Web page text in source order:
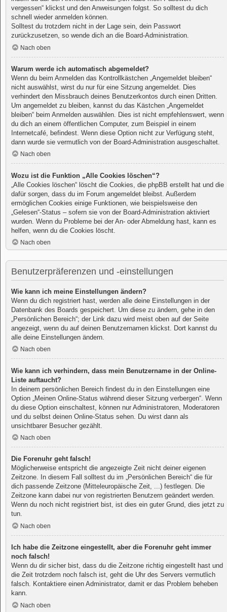
vergessen“ klickst und den Anweisungen folgst. So solltest du dich
schnell wieder anmelden können.
Solltest du trotzdem nicht in der Lage sein, dein Passwort
zurückzusetzen, so wende dich an die Board-Administration.
Nach oben
Warum werde ich automatisch abgemeldet?
Wenn du beim Anmelden das Kontrollkästchen „Angemeldet bleiben“
nicht auswählst, wirst du nur für eine Sitzung angemeldet. Dies
verhindert den Missbrauch deines Benutzerkontos durch einen Dritten.
Um angemeldet zu bleiben, kannst du das Kästchen „Angemeldet
bleiben“ beim Anmelden auswählen. Dies ist nicht empfehlenswert, wenn
du dich an einem öffentlichen Computer, zum Beispiel in einem
Internetcafé, befindest. Wenn diese Option nicht zur Verfügung steht,
dann wurde sie vermutlich von der Board-Administration ausgeschaltet.
Nach oben
Wozu ist die Funktion „Alle Cookies löschen“?
„Alle Cookies löschen“ löscht die Cookies, die phpBB erstellt hat und die
dafür sorgen, dass du im Forum angemeldet bleibst. Außerdem
ermöglichen Cookies einige Funktionen, wie beispielsweise den
„Gelesen“-Status – sofern sie von der Board-Administration aktiviert
wurden. Wenn du Probleme bei der An- oder Abmeldung hast, kann es
helfen, wenn du die Cookies löscht.
Nach oben
Benutzerpräferenzen und -einstellungen
Wie kann ich meine Einstellungen ändern?
Wenn du dich registriert hast, werden alle deine Einstellungen in der
Datenbank des Boards gespeichert. Um diese zu ändern, gehe in den
„Persönlichen Bereich“; der Link dazu wird meist oben auf der Seite
angezeigt, wenn du auf deinen Benutzernamen klickst. Dort kannst du
alle deine Einstellungen ändern.
Nach oben
Wie kann ich verhindern, dass mein Benutzername in der Online-
Liste auftaucht?
In deinem persönlichen Bereich findest du in den Einstellungen eine
Option „Meinen Online-Status während dieser Sitzung verbergen“. Wenn
du diese Option einschaltest, können nur Administratoren, Moderatoren
und du selbst deinen Online-Status sehen. Du wirst dann als
unsichtbarer Besucher gezählt.
Nach oben
Die Forenuhr geht falsch!
Möglicherweise entspricht die angezeigte Zeit nicht deiner eigenen
Zeitzone. In diesem Fall solltest du im „Persönlichen Bereich“ die für
dich passende Zeitzone (Mitteleuropäische Zeit, ...) festlegen. Die
Zeitzone kann dabei nur von registrierten Benutzern geändert werden.
Wenn du noch nicht registriert bist, ist dies ein guter Grund, dies jetzt zu
tun.
Nach oben
Ich habe die Zeitzone eingestellt, aber die Forenuhr geht immer
noch falsch!
Wenn du dir sicher bist, dass du die Zeitzone richtig eingestellt hast und
die Zeit trotzdem noch falsch ist, geht die Uhr des Servers vermutlich
falsch. Kontaktiere einen Administrator, damit er das Problem beheben
kann.
Nach oben